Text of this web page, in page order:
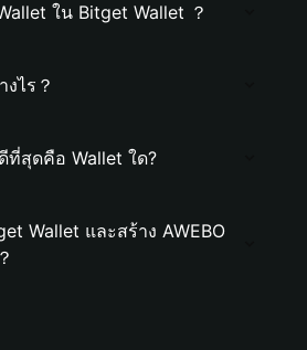
ใน Bitget Wallet ？
ไร？
ที่สุดคือ Wallet ใด?
Wallet และสร้าง AWEBO